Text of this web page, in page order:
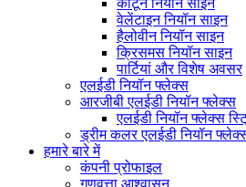
कार्टून नियॉन साइन
वेलेंटाइन नियॉन साइन
हैलोवीन नियॉन साइन
क्रिसमस नियॉन साइन
पार्टियां और विशेष अवसर
एलईडी नियॉन फ्लेक्स
आरजीबी एलईडी नियॉन फ्लेक्स
एलईडी नियॉन फ्लेक्स
ड्रीम कलर एलईडी नियॉन
हमारे बारे में
कंपनी प्रोफाइल
गुणवत्ता आश्वासन